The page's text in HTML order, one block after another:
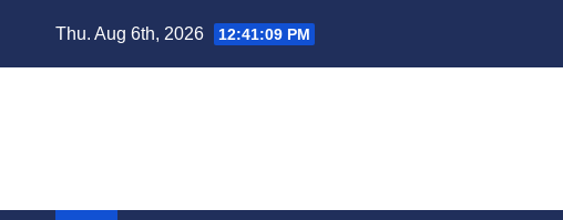
Thu. Aug 6th, 2026 12:41:10 PM